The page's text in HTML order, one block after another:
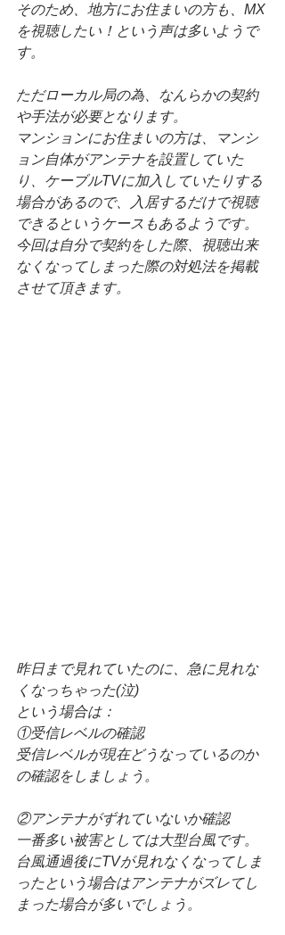
そのため、地方にお住まいの方も、MX
を視聴したい！という声は多いようで
す。
ただローカル局の為、なんらかの契約
や手法が必要となります。
マンションにお住まいの方は、マンシ
ョン自体がアンテナを設置していた
り、ケーブルTVに加入していたりする
場合があるので、入居するだけで視聴
できるというケースもあるようです。
今回は自分で契約をした際、視聴出来
なくなってしまった際の対処法を掲載
させて頂きます。
昨日まで見れていたのに、急に見れな
くなっちゃった(泣)
という場合は：
①受信レベルの確認
受信レベルが現在どうなっているのか
の確認をしましょう。
②アンテナがずれていないか確認
一番多い被害としては大型台風です。
台風通過後にTVが見れなくなってしま
ったという場合はアンテナがズレてし
まった場合が多いでしょう。